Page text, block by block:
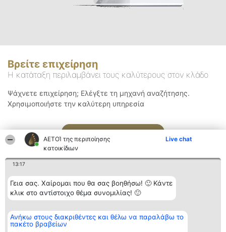
ΑΕΤΟΊ της περιποίησης
κατοικίδιων
Live chat
13:17
Γεια σας. Χαίρομαι που θα σας βοηθήσω! 🙂 Κάντε
κλικ στο αντίστοιχο θέμα συνομιλίας! 🙂
Ανήκω στους διακριθέντες και θέλω να παραλάβω το
πακέτο βραβείων
Βρείτε επιχείρηση
Η κατάταξη περιλαμβάνει τους καλύτερους στον κλάδο
Ψάχνετε επιχείρηση; Ελέγξτε τη μηχανή αναζήτησης.
Χρησιμοποιήστε την καλύτερη υπηρεσία
Αναζήτηση
Διοργανωτής της
κατάταξης
BEAUTIFUL COMPANY
Κατάταξη
Διακριθέντες
Επικοινωνία
Επικοινωνία